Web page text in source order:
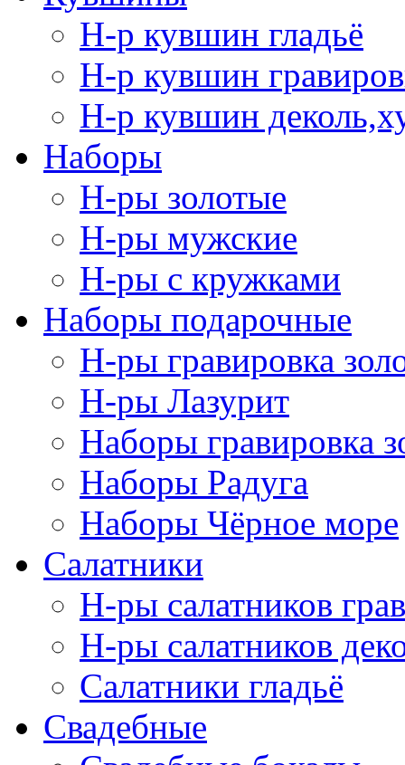
Н-р кувшин гладьё
Н-р кувшин
Н-р кувшин
Наборы
Н-ры золотые
Н-ры мужские
Н-ры с кружками
Наборы подарочные
Н-ры гравировка
Н-ры Лазурит
Наборы гравировка
Наборы Радуга
Наборы Чёрное море
Салатники
Н-ры салатников
Н-ры салатников
Салатники гладьё
Свадебные